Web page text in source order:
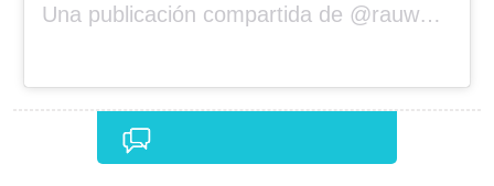
Una publicación compartida de @rauwalejandro